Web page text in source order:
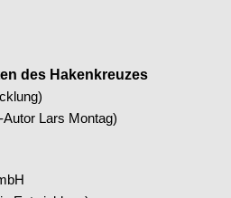
des Hakenkreuzes
Lars Montag)